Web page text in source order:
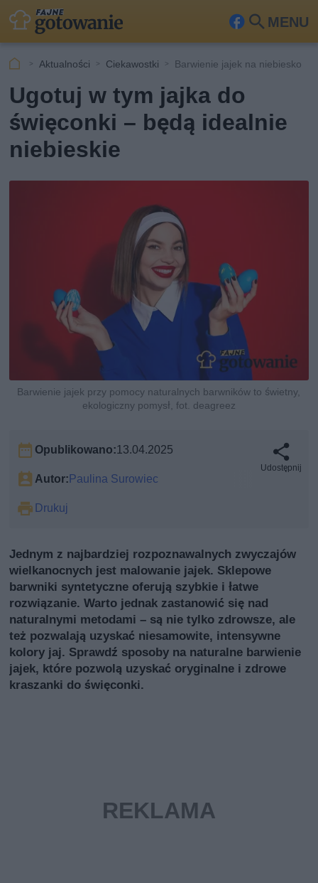
MENU
Fa
ook
Szu
Aktualności Ciekawostki Barwienie jajek na niebiesko
Ugotuj w tym jajka do
święconki – będą idealnie
niebieskie
Barwienie jajek przy pomocy naturalnych barwników to świetny,
ekologiczny pomysł, fot. deagreez
Opublikowano:13.04.2025
Autor:Paulina Surowiec
Drukuj
Udostępnij
Jednym z najbardziej rozpoznawalnych zwyczajów
wielkanocnych jest malowanie jajek. Sklepowe
barwniki syntetyczne oferują szybkie i łatwe
rozwiązanie. Warto jednak zastanowić się nad
naturalnymi metodami – są nie tylko zdrowsze, ale
też pozwalają uzyskać niesamowite, intensywne
kolory jaj. Sprawdź sposoby na naturalne barwienie
jajek, które pozwolą uzyskać oryginalne i zdrowe
kraszanki do święconki.